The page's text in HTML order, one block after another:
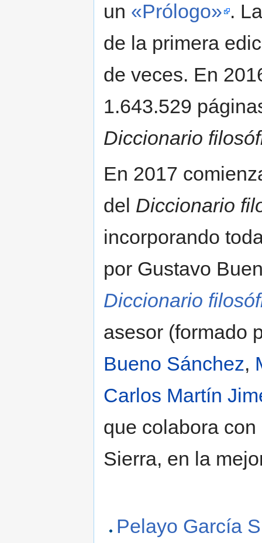
un «Prólogo» .
de la primera
de veces. En
1.643.529
Diccionario
En 2017
del Diccionario
incorporando
por Gustavo
Diccionario
asesor (formado
Bueno Sánchez,
Carlos Martín
que colabora
Sierra, en la
Pelayo García